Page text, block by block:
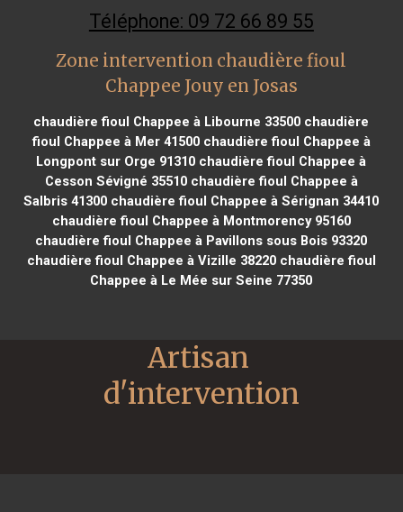
Téléphone: 09 72 66 89 55
Zone intervention chaudière fioul
Chappee Jouy en Josas
chaudière fioul Chappee à Libourne 33500 chaudière
fioul Chappee à Mer 41500chaudière fioul Chappee à
Longpont sur Orge 91310 chaudière fioul Chappee à
Cesson Sévigné 35510chaudière fioul Chappee à
Salbris 41300 chaudière fioul Chappee à Sérignan 34410
chaudière fioul Chappee à Montmorency 95160
chaudière fioul Chappee à Pavillons sous Bois 93320
chaudière fioul Chappee à Vizille 38220chaudière fioul
Chappee à Le Mée sur Seine 77350
Artisan
d'intervention